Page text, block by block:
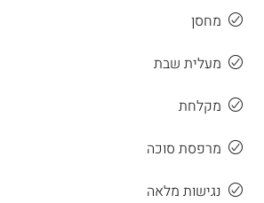
מחסן
מעלית שבת
מקלחת
מרפסת סוכה
נגישות מלאה